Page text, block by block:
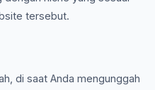
tersebut.
di saat Anda mengunggah